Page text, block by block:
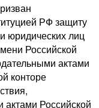
РФ защиту
юридических лиц
Российской
актами
конторе
Российской